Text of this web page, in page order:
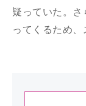
疑っていた。
ってくるため、